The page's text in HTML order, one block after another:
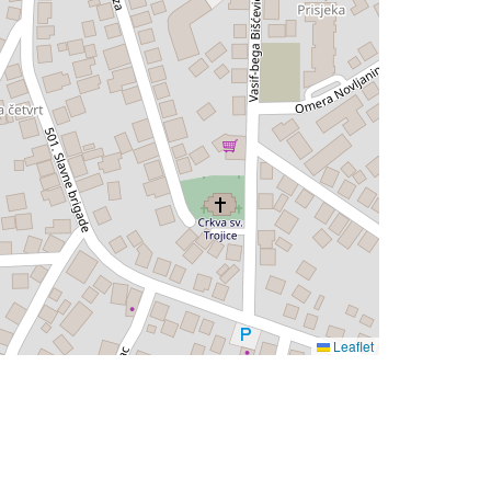
Leaflet